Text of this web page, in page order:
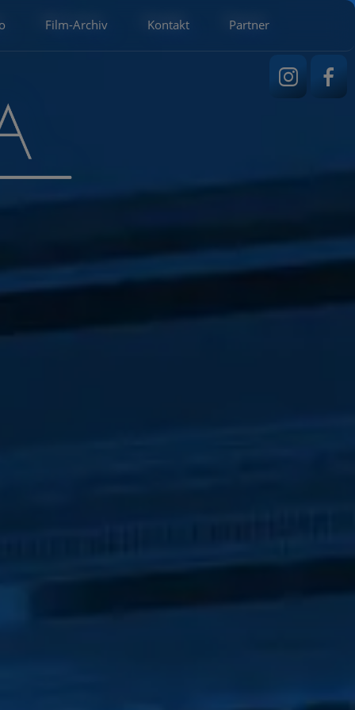
Film-Archiv Kontakt Partner